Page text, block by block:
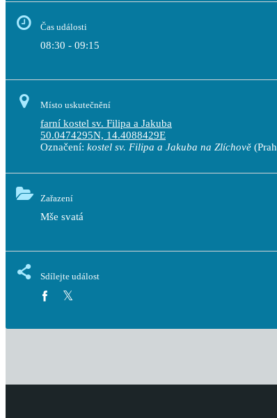
Čas události
08:30 - 09:15
Místo uskutečnění
farní kostel sv. Filipa a Jakuba
50.0474295N, 14.4088429E
Označení: kostel sv. Filipa a Jakuba na Zlíchově
Zařazení
Mše svatá
Sdílejte událost